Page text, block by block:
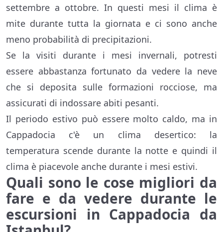
settembre a ottobre. In questi mesi il clima è
mite durante tutta la giornata e ci sono anche
meno probabilità di precipitazioni.
Se la visiti durante i mesi invernali, potresti
essere abbastanza fortunato da vedere la neve
che si deposita sulle formazioni rocciose, ma
assicurati di indossare abiti pesanti.
Il periodo estivo può essere molto caldo, ma in
Cappadocia c'è un clima desertico: la
temperatura scende durante la notte e quindi il
clima è piacevole anche durante i mesi estivi.
Quali sono le cose migliori da
fare e da vedere durante le
escursioni in Cappadocia da